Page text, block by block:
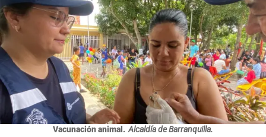
Vacunación animal. Alcaldía de Barranquilla.